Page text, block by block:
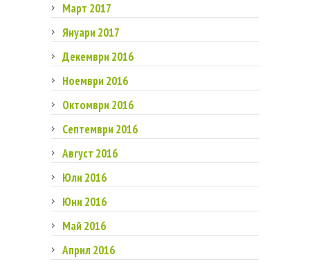
Март 2017
Януари 2017
Декември 2016
Ноември 2016
Октомври 2016
Септември 2016
Август 2016
Юли 2016
Юни 2016
Май 2016
Април 2016